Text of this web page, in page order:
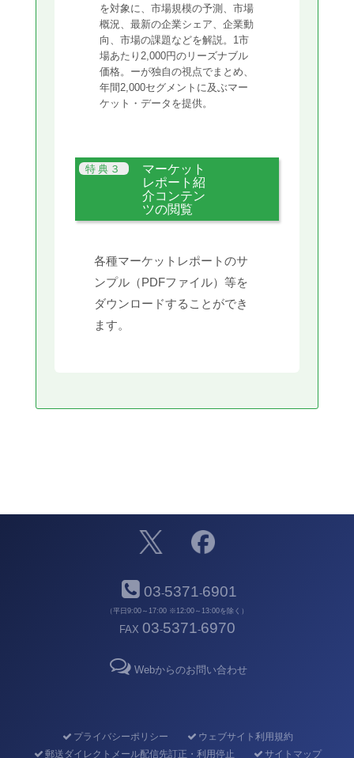
を対象に、市場規模の予測、市場
概況、最新の企業シェア、企業動
向、市場の課題などを解説。1市
場あたり2,000円のリーズナブル
価格。ーが独自の視点でまとめ、
年間2,000セグメントに及ぶマー
ケット・データを提供。
マーケット
レポート紹
介コンテン
ツの閲覧
各種マーケットレポートのサ
ンプル（PDFファイル）等を
ダウンロードすることができ
ます。
03-5371-6901
（平日9:00～17:00 ※12:00～13:00を除く）
FAX 03-5371-6970
Webからのお問い合わせ
プライバシーポリシー
ウェブサイト利用規約
郵送ダイレクトメール配信先訂正・利用停止
サイトマップ